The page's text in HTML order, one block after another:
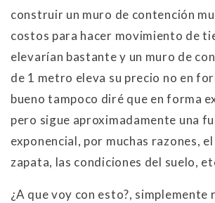
construir un muro de contención
costos para hacer movimiento de
elevarían bastante y un muro de
de 1 metro eleva su precio no en
bueno tampoco diré que en forma
pero sigue aproximadamente una
exponencial, por muchas razones,
zapata, las condiciones del suelo,
¿A que voy con esto?, simplemente